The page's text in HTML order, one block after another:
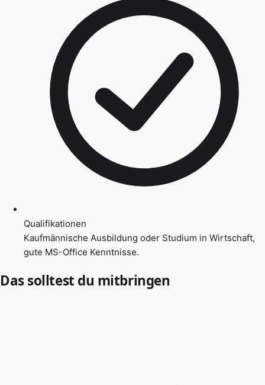
Qualifikationen
Kaufmännische Ausbildung oder Studium in Wirtschaft,
gute MS-Office Kenntnisse.
Das solltest du mitbringen